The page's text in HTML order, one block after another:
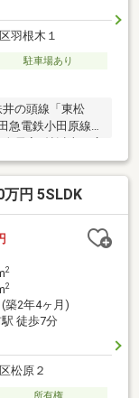
羽根木１
駐車場あり
の頭線「東松
急電鉄小田原線
・洋室2室の上部
道路は北側幅員
辺環境・世田谷
ブン世田谷羽根
手伝いします
お問い合わせく
円 5SLDK
2
2
築2年4ヶ月)
徒歩7分
松原２